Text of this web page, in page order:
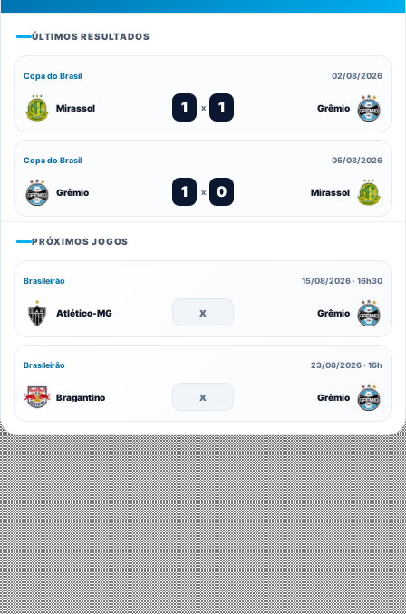
ÚLTIMOS RESULTADOS
Copa do Brasil 02/08/2026
Mirassol 1 x 1 Grêmio
Copa do Brasil 05/08/2026
Grêmio 1 x 0 Mirassol
PRÓXIMOS JOGOS
Brasileirão 15/08/2026 · 16h30
Atlético-MG x Grêmio
Brasileirão 23/08/2026 · 16h
Bragantino x Grêmio